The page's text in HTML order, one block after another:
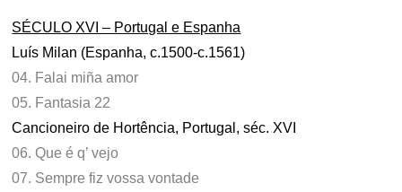
SÉCULO XVI – Portugal e Espanha
Luís Milan (Espanha, c.1500-c.1561)
04. Falai miña amor
05. Fantasia 22
Cancioneiro de Hortência, Portugal, séc. XVI
06. Que é q’ vejo
07. Sempre fiz vossa vontade